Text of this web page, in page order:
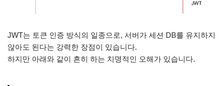
JWT는 토큰 인증 방식의 일종으로, 서버가 세션 DB를 유지하지
않아도 된다는 강력한 장점이 있습니다.
하지만 아래와 같이 흔히 하는 치명적인 오해가 있습니다.